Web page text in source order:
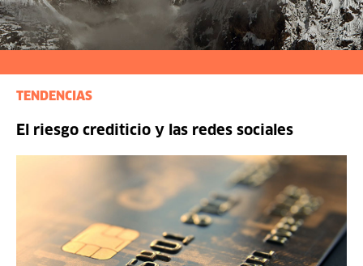
TENDENCIAS
El riesgo crediticio y las redes sociales